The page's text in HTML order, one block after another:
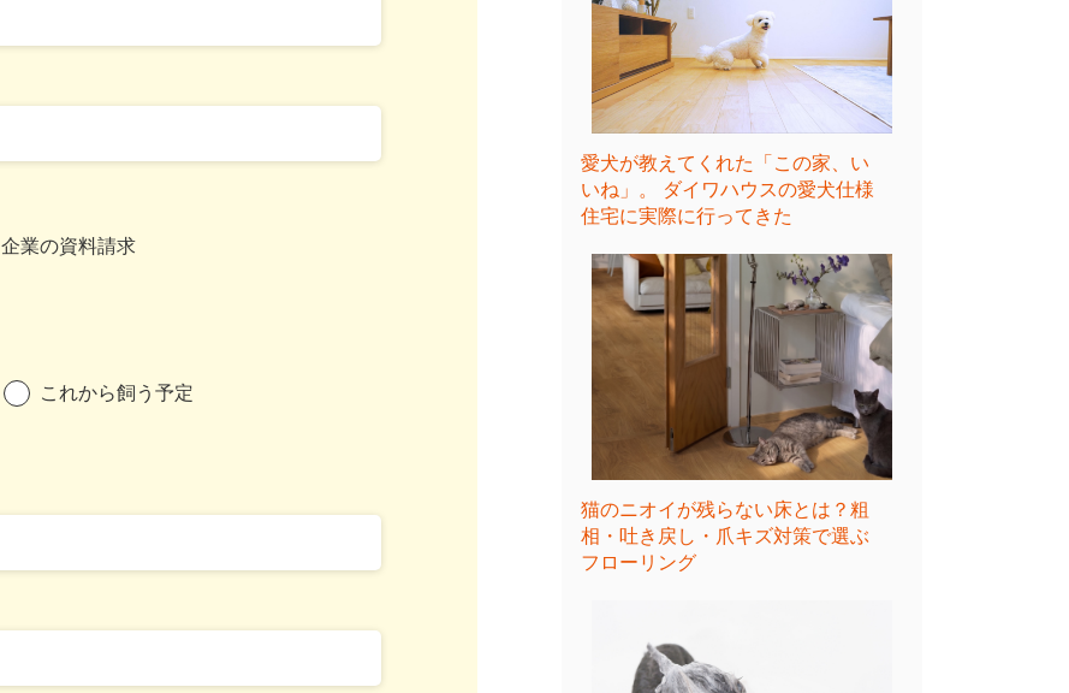
企業の資料請求
これから飼う予定
愛犬が教えてくれた「この家、い
いね」。 ダイワハウスの愛犬仕様
住宅に実際に行ってきた
猫のニオイが残らない床とは？粗
相・吐き戻し・爪キズ対策で選ぶ
フローリング